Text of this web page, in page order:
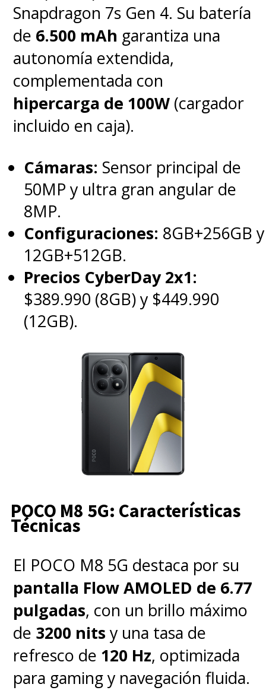
Snapdragon 7s Gen 4. Su batería
de 6.500 mAh garantiza una
autonomía extendida,
complementada con
hipercarga de 100W (cargador
incluido en caja).
Cámaras: Sensor principal de
50MP y ultra gran angular de
8MP.
Configuraciones: 8GB+256GB y
12GB+512GB.
Precios CyberDay 2x1:
$389.990 (8GB) y $449.990
(12GB).
POCO M8 5G: Características
Técnicas
El POCO M8 5G destaca por su
pantalla Flow AMOLED de 6.77
pulgadas, con un brillo máximo
de 3200 nits y una tasa de
refresco de 120 Hz, optimizada
para gaming y navegación fluida.